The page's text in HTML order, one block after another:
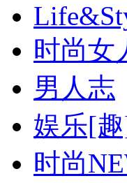
时尚女
男人志
娱乐[
时尚